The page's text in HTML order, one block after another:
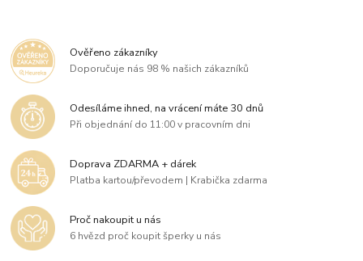
Ověřeno zákazníky
Doporučuje nás 98 % našich zákazníků
Odesíláme ihned, na vrácení máte 30 dnů
Při objednání do 11:00 v pracovním dni
Doprava ZDARMA + dárek
Platba kartou/převodem | Krabička zdarma
Proč nakoupit u nás
6 hvězd proč koupit šperky u nás